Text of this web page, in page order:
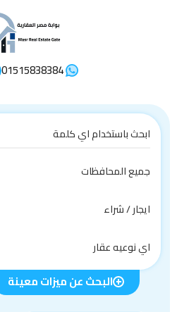
01515838384
جميع المحافظات
ايجار / شراء
اي نوعيه عقار
البحث عن ميزات معينة